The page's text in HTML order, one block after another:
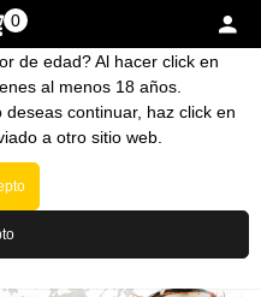
0
esta prohibida a personas
de edad? Al hacer click en
al menos 18 años.
continuar, haz click en
a otro sitio web.